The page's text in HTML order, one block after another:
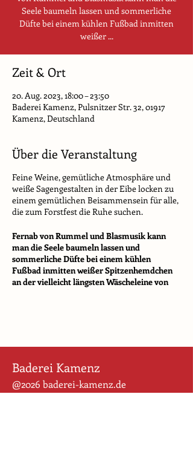
Seele baumeln lassen und sommerliche
Düfte bei einem kühlen Fußbad inmitten
weißer ...
Zeit & Ort
20. Aug. 2023, 18:00 – 23:50
Baderei Kamenz, Pulsnitzer Str. 32, 01917
Kamenz, Deutschland
Über die Veranstaltung
Feine Weine, gemütliche Atmosphäre und
weiße Sagengestalten in der Eibe locken zu
einem gemütlichen Beisammensein für alle,
die zum Forstfest die Ruhe suchen.
Fernab von Rummel und Blasmusik kann
man die Seele baumeln lassen und
sommerliche Düfte bei einem kühlen
Fußbad inmitten weißer Spitzenhemdchen
an der vielleicht längsten Wäscheleine von
Baderei Kamenz
@2026 baderei-kamenz.de